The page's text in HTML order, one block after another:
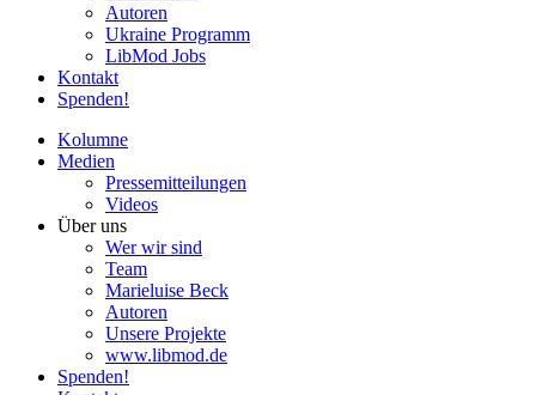
Autoren
Ukraine Pro­gramm
LibMod Jobs
Kontakt
Spenden!
Kolumne
Medien
Pres­se­mit­tei­lun­gen
Videos
Über uns
Wer wir sind
Team
Marie­luise Beck
Autoren
Unsere Pro­jekte
www.libmod.de
Spenden!